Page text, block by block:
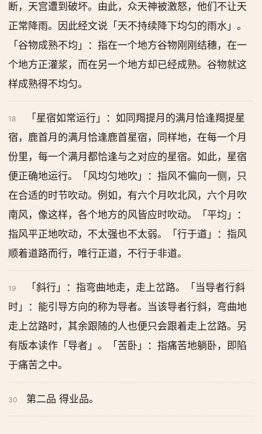
断，天宫遭到破坏。由此，众天神被激怒，他们不让天
正常降雨。因此经文说「天不持续降下均匀的雨水」。
「谷物成熟不均」：指在一个地方谷物刚刚结穗，在一
个地方正灌浆，而在另一个地方却已经成熟。谷物就这
样成熟得不均匀。
18
「星宿如常运行」：如同羯提月的满月恰逢羯提星
宿，鹿首月的满月恰逢鹿首星宿，同样地，在每一个月
份里，每一个满月都恰逢与之对应的星宿。如此，星宿
便正确地运行。「风均匀地吹」：指风不偏向一侧，只
在合适的时节吹动。例如，有六个月吹北风，六个月吹
南风，像这样，各个地方的风皆应时吹动。「平均」：
指风平正地吹动，不太强也不太弱。「行于道」：指风
顺着道路而行，唯行正道，不行于非道。
19
「斜行」：指弯曲地走，走上岔路。「当导者行斜
时」：能引导方向的称为导者。当该导者行斜，弯曲地
走上岔路时，其余跟随的人也便只会跟着走上岔路。另
有版本读作「导者」。「苦卧」：指痛苦地躺卧，即陷
于痛苦之中。
30 第二品 得业品。